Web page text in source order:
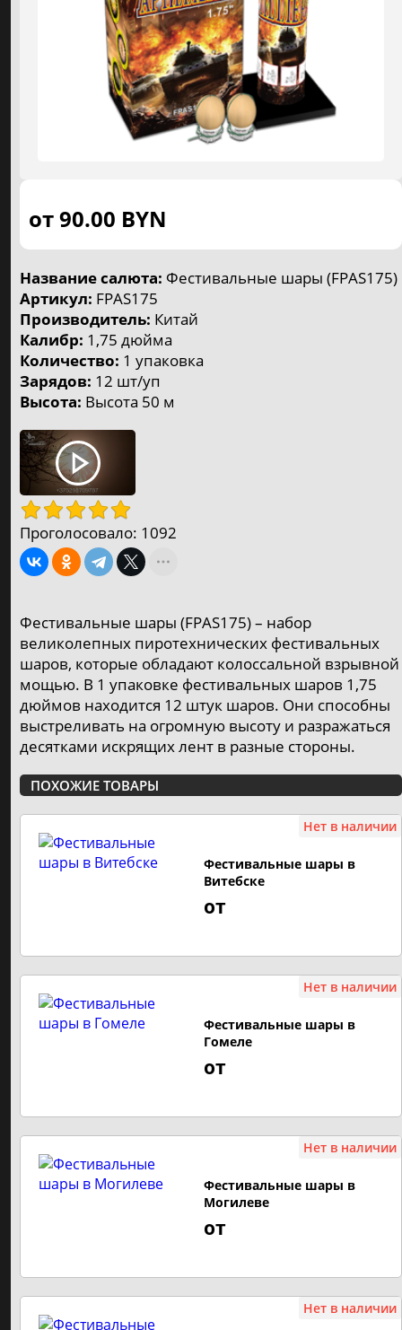
КАТАЛОГ ПИРОТЕХНИКИ
Цветной дым
⚡️ от 10р. до 65р.
Малые салюты
⚡️ от 15р. до 90р.
⚡️ от 80р. до 180р.
Большие салюты
⚡️ от 200р. до 350р.
Супербольшие салюты
⚡️ от 400р. до 1170р.
Мегабольшие салюты
⚡️ от 430р. до 2600р.
Петарды, шутихи
⚡️ от 3р. до 50р.
Фестивальные шары
⚡️ от 50р. до 90р.
Фонтаны
⚡️ от 5р. до 100р.
Ракеты, римские свечи, базуки
⚡️ от 3р. до 350р.
Cвечи в торт
⚡️ от 6р. до 21р.
Бенгальские огни
Небесные фонарики
Хлопушки
⚡️ от 6р. до 15р.
ФЕЙЕРВЕРК ПО ЦЕНАМ
Фейерверки от 100 рублей и выше
САЛЮТ ПО ЗАЛПАМ
25 залпов
от 90.00 BYN
Название салюта: Фестивальные шары (FPAS175)
Артикул: FPAS175
Производитель: Китай
Калибр: 1,75 дюйма
Количество: 1 упаковка
Зарядов: 12 шт/уп
Высота: Высота 50 м
Проголосовало: 1092
Фестивальные шары (FPAS175) – набор
великолепных пиротехнических фестивальных
шаров, которые обладают колоссальной взрывной
мощью. В 1 упаковке фестивальных шаров 1,75
дюймов находится 12 штук шаров. Они способны
выстреливать на огромную высоту и разражаться
десятками искрящих лент в разные стороны.
ПОХОЖИЕ ТОВАРЫ
Фестивальные шары в
Витебске
от
Нет в наличии
Фестивальные шары в
Гомеле
от
Нет в наличии
Фестивальные шары в
Могилеве
от
Нет в наличии
Нет в наличии